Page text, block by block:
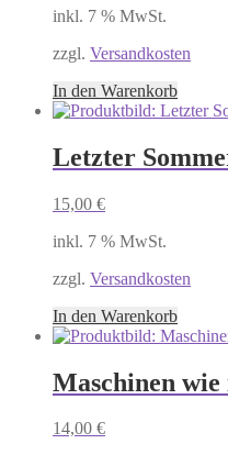
inkl. 7 % MwSt.
zzgl. Versandkosten
In den Warenkorb
Letzter
15,00 €
inkl. 7 % MwSt.
zzgl. Versandkosten
In den Warenkorb
Maschinen wie
14,00 €